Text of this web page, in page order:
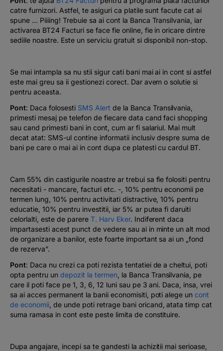
catre furnizori. Astfel, te asiguri ca platile sunt facute cat ai
spune … Piiiing! Trebuie sa ai cont la Banca Transilvania, iar
activarea BT24 Facturi se face fie online, fie in oricare dintre
sediile noastre. Este un serviciu gratuit si disponibil non-stop.
Se mai intampla sa nu stii sigur cati bani mai ai in cont si astfel
este mai greu sa ii gestionezi corect. Dar avem o solutie si
pentru aceasta.
Pont: Daca folosesti SMS Alert de la Banca Transilvania,
primesti mesaj pe telefon de fiecare data cand faci shopping
sau cand primesti bani in cont, cum ar fi salariul. Mai mult
decat atat: SMS-ul contine informatii inclusiv despre suma de
bani pe care o mai ai in cont dupa ce platesti cu cardul BT.
Cam 55% din castigurile noastre ar trebui sa fie folositi pentru
necesitati - mancare, facturi etc. -, 10% pentru economii pe
termen lung, 10% pentru activitati distractive, 10% pentru
educatie, 10% pentru investitii, iar 5% ar putea fi daruiti
celorlalti, este de parere T. Harv Eker. Indiferent daca
impartasesti acest punct de vedere sau ai in minte un alt mod
de organizare a banilor, este foarte important sa ai un „fond
de rezerva”.
Pont: Daca nu crezi ca poti rezista tentatiei de a cheltui, poti
opta pentru un depozit la termen , la Banca Transilvania, pe
care il poti face pe 1, 3, 6, 12 luni sau pe 3 ani. Daca, insa, vrei
sa ai acces permanent la banii economisiti, poti alege uncont
de economii, de unde poti retrage bani oricand, atata timp cat
suma ramasa in cont este peste limita de constituire.
Dupa angajare, incepi sa te gandesti la achizitii mai serioase,